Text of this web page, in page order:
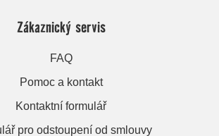
Zákaznický servis
FAQ
Pomoc a kontakt
Kontaktní formulář
pro odstoupení od smlouvy